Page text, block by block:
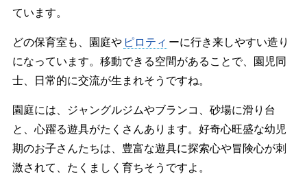
ています。
どの保育室も、園庭や ピロティ ーに行き来しやすい造り
になっています。移動できる空間があることで、園児同
士、日常的に交流が生まれそうですね。
園庭には、ジャングルジムやブランコ、砂場に滑り台
と、心躍る遊具がたくさんあります。好奇心旺盛な幼児
期のお子さんたちは、豊富な遊具に探索心や冒険心が刺
激されて、たくましく育ちそうですよ。